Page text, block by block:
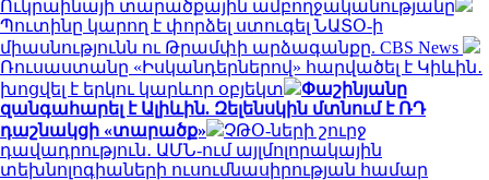
Ուկրաինայի տարածքային ամբողջականությանը
Պուտինը կարող է փորձել ստուգել ՆԱՏՕ-ի
միասնությունն ու Թրամփի արձագանքը. CBS News
Ռուսաստանը «Իսկանդերներով» հարվածել է Կիևին․
խոցվել է երկու կարևոր օբյեկտ
Փաշինյանը
զանգահարել է Ալիևին. Զելենսկին մտնում է ՌԴ
դաշնակցի «տարածք»
ՉԹՕ-ների շուրջ
դավադրություն․ ԱՄՆ-ում այլմոլորակային
տեխնոլոգիաների ուսումնասիրության համար